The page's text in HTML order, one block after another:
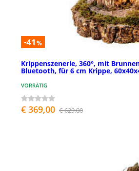
-41 %
Krippenszenerie, 360°, mit
Bluetooth, für 6 cm Krippe,
VORRÄTIG
€ 369,00 € 629,00